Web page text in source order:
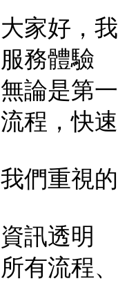
大家好，
服務體驗
無論是第
流程，快
我們重視
資訊透明
所有流程